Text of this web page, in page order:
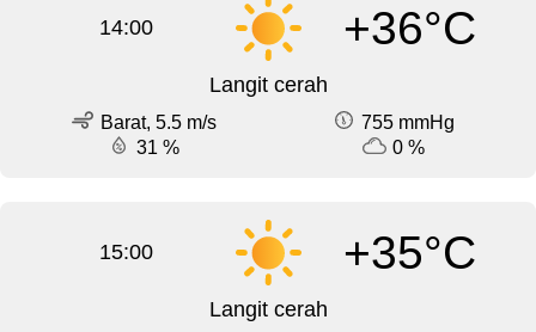
14:00 +36°C
Langit cerah
Barat, 5.5 m/s
755 mmHg
31 %
0 %
15:00 +35°C
Langit cerah